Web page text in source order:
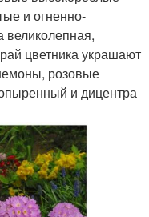
и огненно-
цветника украшают
розовые
и дицентра